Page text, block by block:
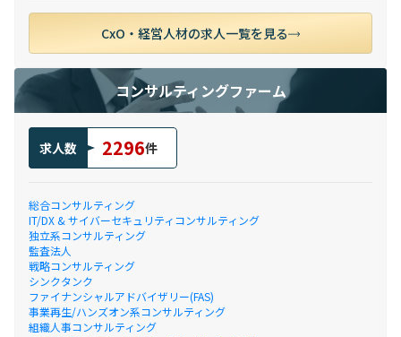
CxO・経営人材の求人一覧を見る
コンサルティングファーム
求人数 2296件
総合コンサルティング
IT/DX & サイバーセキュリティコンサルティング
独立系コンサルティング
監査法人
戦略コンサルティング
シンクタンク
ファイナンシャルアドバイザリー(FAS)
事業再生/ハンズオン系コンサルティング
組織人事コンサルティング